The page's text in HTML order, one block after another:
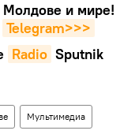
Молдове и мире!
Telegram>>>
Radio Sputnik
Мультимедиа